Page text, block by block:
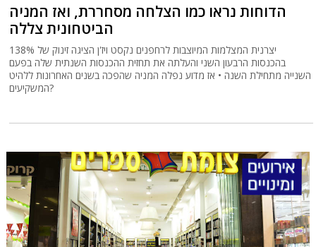
הדוחות נראו כמו הצלחה מסחררת, ואז המניה
הביטחונית צללה
יצרנית המצלמות המיוצבות לרחפנים נקסט ויז'ן הציגה זינוק של 138%
בהכנסות הרבעון השני והעלתה את תחזית ההכנסות השנתית שלה בפעם
השנייה מתחילת השנה • אז מדוע נפלה המניה שהפכה בשנים האחרונות ללהיט
המשקיעים?